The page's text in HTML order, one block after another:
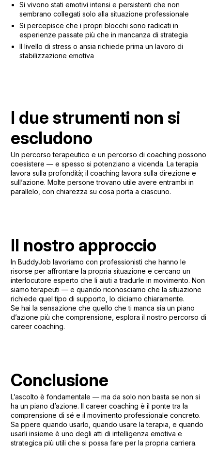
Si vivono stati emotivi intensi e persistenti che non
sembrano collegati solo alla situazione professionale
Si percepisce che i propri blocchi sono radicati in
esperienze passate più che in mancanza di strategia
Il livello di stress o ansia richiede prima un lavoro di
stabilizzazione emotiva
I due strumenti non si
escludono
Un percorso terapeutico e un percorso di coaching possono
coesistere — e spesso si potenziano a vicenda. La terapia
lavora sulla profondità; il coaching lavora sulla direzione e
sull’azione. Molte persone trovano utile avere entrambi in
parallelo, con chiarezza su cosa porta a ciascuno.
Il nostro approccio
In BuddyJob lavoriamo con professionisti che hanno le
risorse per affrontare la propria situazione e cercano un
interlocutore esperto che li aiuti a tradurle in movimento. Non
siamo terapeuti — e quando riconosciamo che la situazione
richiede quel tipo di supporto, lo diciamo chiaramente.
Se hai la sensazione che quello che ti manca sia un piano
d’azione più che comprensione, esplora il nostro percorso di
career coaching.
Conclusione
L’ascolto è fondamentale — ma da solo non basta se non si
ha un piano d’azione. Il career coaching è il ponte tra la
comprensione di sé e il movimento professionale concreto.
Sa ppere quando usarlo, quando usare la terapia, e quando
usarli insieme è uno degli atti di intelligenza emotiva e
strategica più utili che si possa fare per la propria carriera.